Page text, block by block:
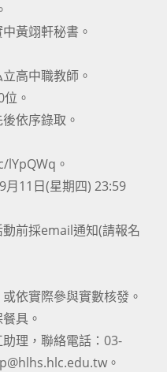
黃翊軒秘書。
高中職教師。
。
依序錄取。
。
月11日(星期四) 23:59
前採email通知(請報名
依實際參與實數核發。
具。
理，聯絡電話：03-
。